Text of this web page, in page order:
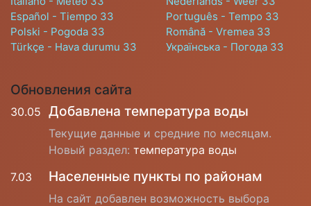
Español - Tiempo 33
Português - Tempo 33
Polski - Pogoda 33
Română - Vremea 33
Türkçe - Hava durumu 33
Українська - Погода 33
Обновления сайта
30.05 Добавлена температура воды
Текущие данные и средние по месяцам.
Новый раздел: температура воды
7.03
Населенные пункты по районам
На сайт добавлен возможность выбора